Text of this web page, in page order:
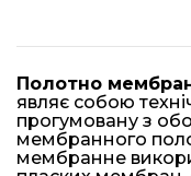
Полотно
являє собою
прогумовану з
мембранного
мембранне